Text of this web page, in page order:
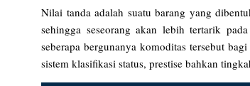
Nilai tanda adalah suatu barang yang
sehingga seseorang akan lebih tertarik
seberapa bergunanya komoditas tersebut
sistem klasifikasi status, prestise bahkan